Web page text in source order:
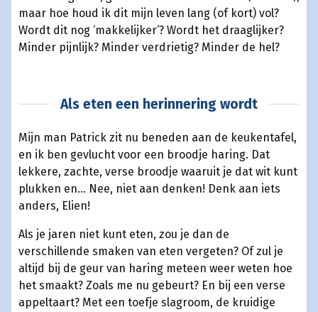
maar hoe houd ik dit mijn leven lang (of kort) vol?
Wordt dit nog ‘makkelijker’? Wordt het draaglijker?
Minder pijnlijk? Minder verdrietig? Minder de hel?
Als eten een herinnering wordt
Mijn man Patrick zit nu beneden aan de keukentafel,
en ik ben gevlucht voor een broodje haring. Dat
lekkere, zachte, verse broodje waaruit je dat wit kunt
plukken en... Nee, niet aan denken! Denk aan iets
anders, Elien!
Als je jaren niet kunt eten, zou je dan de
verschillende smaken van eten vergeten? Of zul je
altijd bij de geur van haring meteen weer weten hoe
het smaakt? Zoals me nu gebeurt? En bij een verse
appeltaart? Met een toefje slagroom, de kruidige